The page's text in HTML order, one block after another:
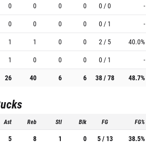
0 0 0 0 0 / 0 -
0 0 0 0 0 / 1 -
1 1 0 0 2 / 5 40.0%
1 0 0 0 0 / 1 -
26 40 6 6 38 / 78 48.7%
Ast Reb Stl Blk FG FG%
5 8 1 0 5 / 13 38.5%